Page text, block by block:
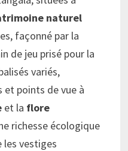
naturel
façonné par la
de jeu prisé pour la
variés,
et points de vue à
et la flore
richesse écologique
les vestiges